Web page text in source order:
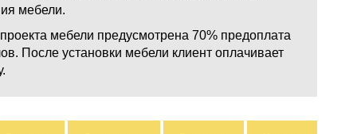
мебели.
мебели предусмотрена 70% предоплата
После установки мебели клиент оплачивает